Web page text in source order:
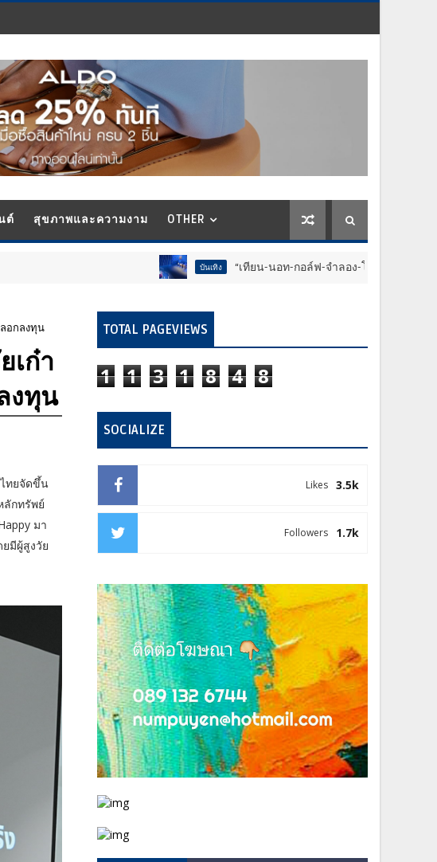
ต์ สุขภาพและความงาม OTHER
“เทียน-นอท-กอล์ฟ-จำลอง-โฟล์ค” ร้องจ๊าก!! อุปกรณ์ม่ว
ลอกลงทุน
เก๋า
งทุน
ไทยจัดขึ้น
ลักทรัพย์
มา
มีผู้สูงวัย
TOTAL PAGEVIEWS
1 1 3 1 8 4 8
SOCIALIZE
3.5k
Likes
1.7k
Followers